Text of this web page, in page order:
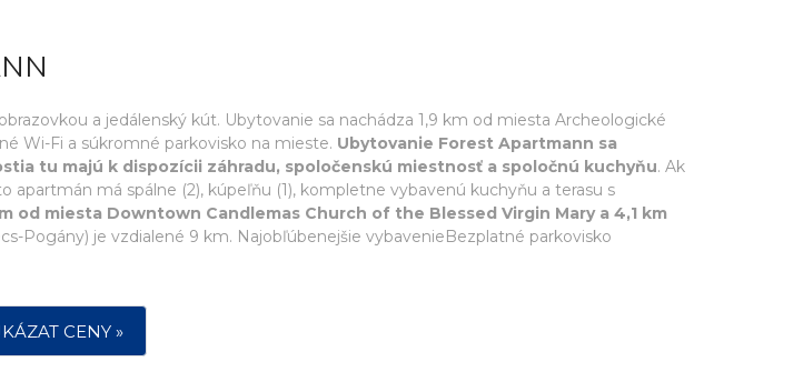
a jedálenský kút. Ubytovanie sa nachádza 1,9 km od miesta Archeologické
Wi-Fi a súkromné parkovisko na mieste. Ubytovanie Forest Apartmann sa
tu majú k dispozícii záhradu, spoločenskú miestnosť a spoločnú kuchyňu. Ak
má spálne (2), kúpeľňu (1), kompletne vybavenú kuchyňu a terasu s
od miesta Downtown Candlemas Church of the Blessed Virgin Mary a 4,1 km
Pogány) je vzdialené 9 km. Najobľúbenejšie vybavenieBezplatné parkovisko
CENY »